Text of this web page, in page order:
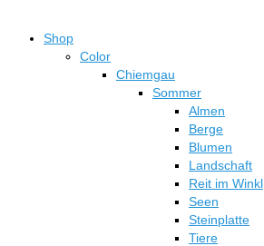
Shop
Color
Chiemgau
Sommer
Almen
Berge
Blumen
Landschaft
Reit im Winkl
Seen
Steinplatte
Tiere